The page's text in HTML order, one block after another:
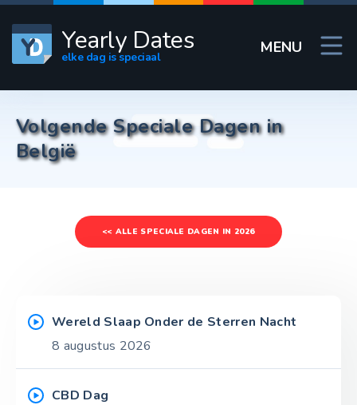
Yearly Dates
elke dag is speciaal
MENU
Volgende Speciale Dagen in
België
<< ALLE SPECIALE DAGEN IN 2026
Wereld Slaap Onder de Sterren Nacht
8 augustus 2026
CBD Dag